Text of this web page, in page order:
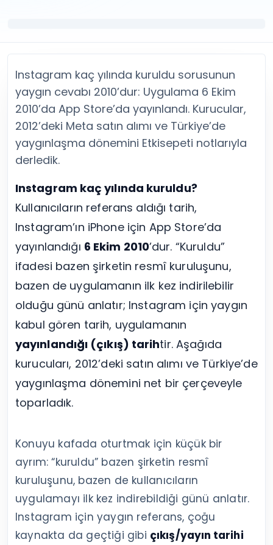
Twitter (X) Video İzlenme Satın Al
YouTube
YouTube Abone Satın Al
YouTube Beğeni Satın Al
YouTube İzlenme Satın Al
YouTube Yorum Satın Al
Tümünü Gör
Facebook
Facebook Takipçi Satın Al
Facebook Yorum Satın Al
Facebook Video İzlenme Satın Al
Tümünü Gör
Diğer ücretsiz araçlar
LinkedIn Araçları
Spotify Araçları
Telegram Araçları
Twitch Araçları
SoundCloud Araçları
Snapchat Araçları
Tümünü Gör
Instagram kaç yılında kuruldu sorusunun
yaygın cevabı 2010’dur: Uygulama 6 Ekim
2010’da App Store’da yayınlandı. Kurucular,
2012’deki Meta satın alımı ve Türkiye’de
yaygınlaşma dönemini Etkisepeti notlarıyla
derledik.
Instagram kaç yılında kuruldu?
Kullanıcıların referans aldığı tarih,
Instagram’ın iPhone için App Store’da
yayınlandığı 6 Ekim 2010’dur. “Kuruldu”
ifadesi bazen şirketin resmî kuruluşunu,
bazen de uygulamanın ilk kez indirilebilir
olduğu günü anlatır; Instagram için yaygın
kabul gören tarih, uygulamanın
yayınlandığı (çıkış) tarihtir. Aşağıda
kurucuları, 2012’deki satın alımı ve Türkiye’de
yaygınlaşma dönemini net bir çerçeveyle
toparladık.
Konuyu kafada oturtmak için küçük bir
ayrım: “kuruldu” bazen şirketin resmî
kuruluşunu, bazen de kullanıcıların
uygulamayı ilk kez indirebildiği günü anlatır.
Instagram için yaygın referans, çoğu
kaynakta da geçtiği gibi çıkış/yayın tarihi